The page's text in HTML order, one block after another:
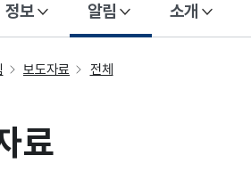
정보 알림 소개
보도자료 전체
료